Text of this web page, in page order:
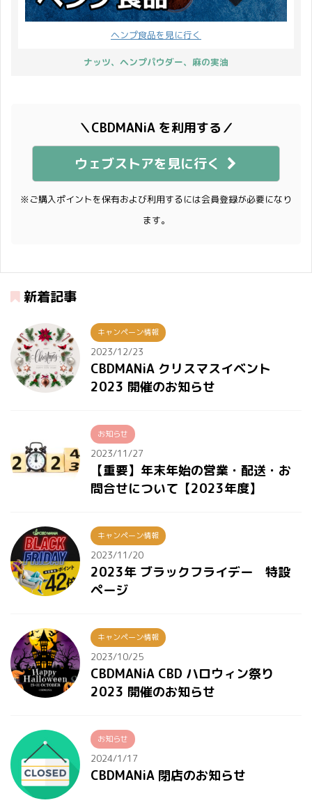
ヘンプ食品を見に行く
ナッツ、ヘンプパウダー、麻の実油
＼CBDMANiA を利用する／
ウェブストアを見に行く
※ご購入ポイントを保有および利用するには会員登録が必要になり
ます。
新着記事
キャンペーン情報
2023/12/23
CBDMANiA クリスマスイベント
2023 開催のお知らせ
お知らせ
2023/11/27
【重要】年末年始の営業・配送・お
問合せについて【2023年度】
キャンペーン情報
2023/11/20
2023年 ブラックフライデー 特設
ページ
キャンペーン情報
2023/10/25
CBDMANiA CBD ハロウィン祭り
2023 開催のお知らせ
お知らせ
2024/1/17
CBDMANiA 閉店のお知らせ